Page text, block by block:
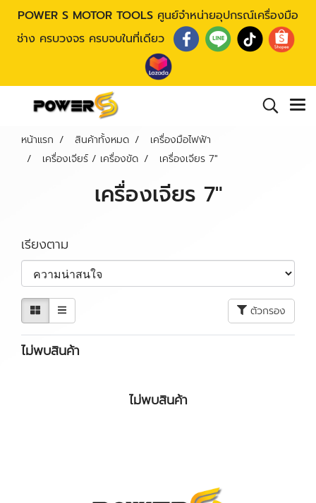
POWER S MOTOR TOOLS ศูนย์จำหน่ายอุปกรณ์เครื่องมือ
ช่าง ครบวงจร ครบจบในที่เดียว
หน้าแรก สินค้าทั้งหมด
เครื่องมือไฟฟ้า
เครื่องเจียร์ / เครื่องขัด
เครื่องเจียร 7"
เครื่องเจียร 7"
เรียงตาม
ตัวกรอง
ไม่พบสินค้า
ไม่พบสินค้า